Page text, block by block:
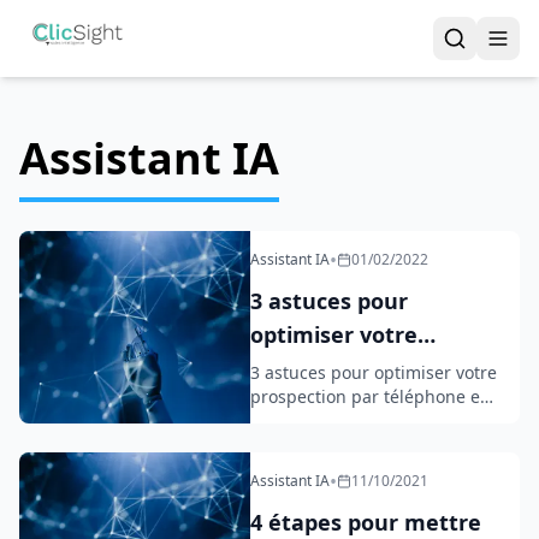
Assistant IA
Assistant IA• 01/02/2022
3 astuces pour
optimiser votre
prospection par
téléphone en B2B
3 astuces pour optimiser votre
prospection par téléphone en
Assistant IA• 11/10/2021
4 étapes pour mettre